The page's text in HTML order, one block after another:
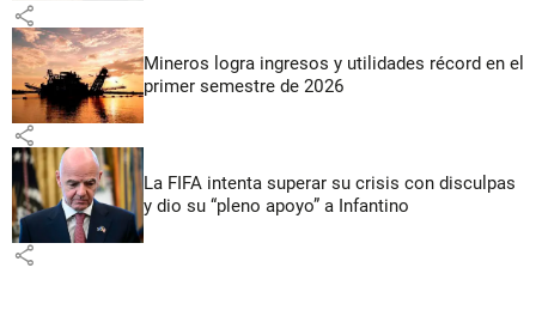
share
Mineros logra ingresos y utilidades récord en el
primer semestre de 2026
share
La FIFA intenta superar su crisis con disculpas
y dio su “pleno apoyo” a Infantino
share